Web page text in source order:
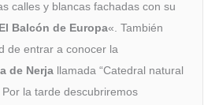
calles y blancas fachadas con su
El Balcón de Europa«. También
de entrar a conocer la
de Nerja llamada “Catedral natural
la tarde descubriremos